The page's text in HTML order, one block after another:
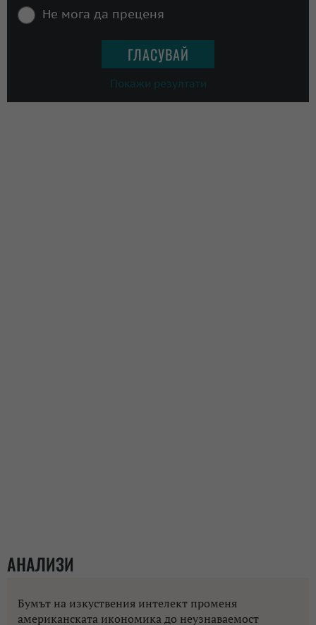
Не мога да преценя
Покажи резултати
АНАЛИЗИ
Бумът на изкуствения интелект променя
американската икономика до неузнаваемост